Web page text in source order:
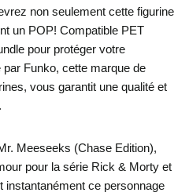
non seulement cette figurine
un POP! Compatible PET
pour protéger votre
Funko, cette marque de
vous garantit une qualité et
Meeseeks (Chase Edition),
pour la série Rick & Morty et
instantanément ce personnage